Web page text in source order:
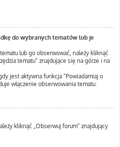
do wybranych tematów lub je
lub go obserwować, należy kliknąć
tematu” znajdujące się na górze i na
jest aktywna funkcja “Powiadamiaj o
włączenie obserwowania tematu.
kliknąć „Obserwuj forum” znajdujący